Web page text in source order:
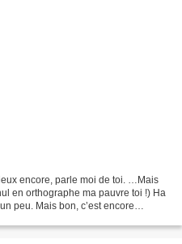
encore, parle moi de toi. …Mais
en orthographe ma pauvre toi !) Ha
peu. Mais bon, c’est encore